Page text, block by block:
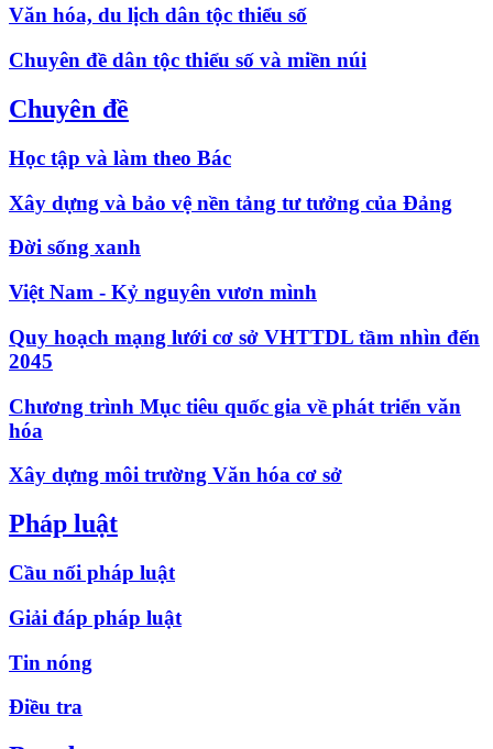
Văn hóa, du lịch dân tộc thiểu số
Chuyên đề dân tộc thiểu số và miền núi
Chuyên đề
Học tập và làm theo Bác
Xây dựng và bảo vệ nền tảng tư tưởng của Đảng
Đời sống xanh
Việt Nam - Kỷ nguyên vươn mình
Quy hoạch mạng lưới cơ sở VHTTDL tầm nhìn đến
2045
Chương trình Mục tiêu quốc gia về phát triển văn
hóa
Xây dựng môi trường Văn hóa cơ sở
Pháp luật
Cầu nối pháp luật
Giải đáp pháp luật
Tin nóng
Điều tra